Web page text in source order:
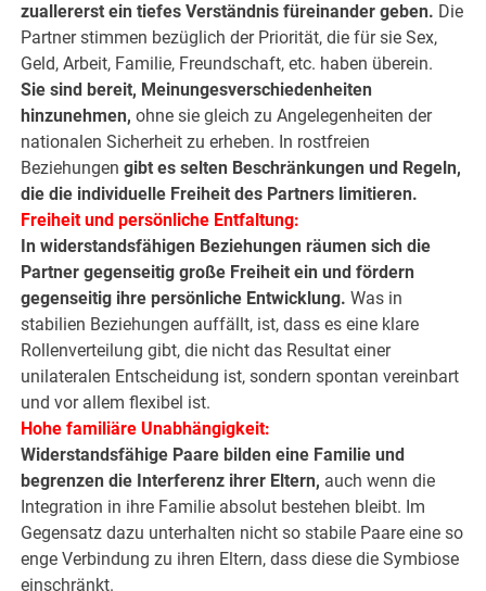
zuallererst ein tiefes Verständnis füreinander geben. Die
Partner stimmen bezüglich der Priorität, die für sie Sex,
Geld, Arbeit, Familie, Freundschaft, etc. haben überein.
Sie sind bereit, Meinungesverschiedenheiten
hinzunehmen, ohne sie gleich zu Angelegenheiten der
nationalen Sicherheit zu erheben. In rostfreien
Beziehungengibt es selten Beschränkungen und Regeln,
die die individuelle Freiheit des Partners limitieren.
Freiheit und persönliche Entfaltung:
In widerstandsfähigen Beziehungen räumen sich die
Partner gegenseitig große Freiheit ein und fördern
gegenseitig ihre persönliche Entwicklung.Was in
stabilien Beziehungen auffällt, ist, dass es eine klare
Rollenverteilung gibt, die nicht das Resultat einer
unilateralen Entscheidung ist, sondern spontan vereinbart
und vor allem flexibel ist.
Hohe familiäre Unabhängigkeit:
Widerstandsfähige Paare bilden eine Familie und
begrenzen die Interferenz ihrer Eltern, auch wenn die
Integration in ihre Familie absolut bestehen bleibt. Im
Gegensatz dazu unterhalten nicht so stabile Paare eine so
enge Verbindung zu ihren Eltern, dass diese die Symbiose
einschränkt.